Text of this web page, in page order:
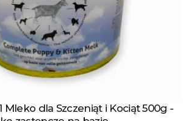
Mleko dla Szczeniąt i Kociąt 500g -